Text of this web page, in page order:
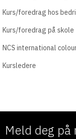
Kurs/foredrag hos
Kurs/foredrag på
NCS international
Kursledere
Meld deg